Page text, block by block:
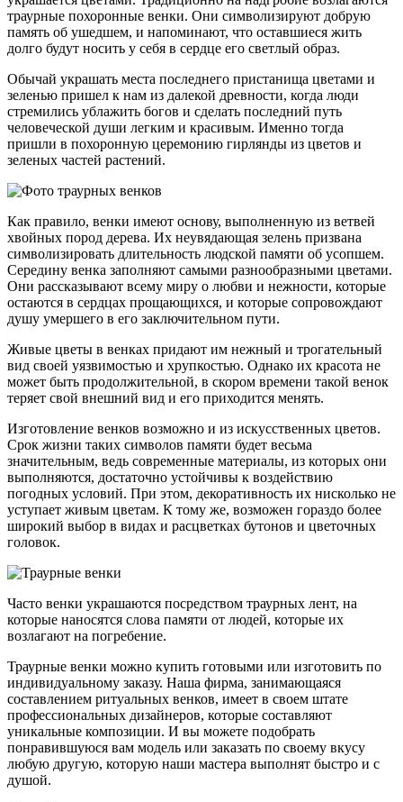
траурные похоронные венки. Они символизируют добрую
память об ушедшем, и напоминают, что оставшиеся жить
долго будут носить у себя в сердце его светлый образ.
Обычай украшать места последнего пристанища цветами и
зеленью пришел к нам из далекой древности, когда люди
стремились ублажить богов и сделать последний путь
человеческой души легким и красивым. Именно тогда
пришли в похоронную церемонию гирлянды из цветов и
зеленых частей растений.
Как правило, венки имеют основу, выполненную из ветвей
хвойных пород дерева. Их неувядающая зелень призвана
символизировать длительность людской памяти об усопшем.
Середину венка заполняют самыми разнообразными цветами.
Они рассказывают всему миру о любви и нежности, которые
остаются в сердцах прощающихся, и которые сопровождают
душу умершего в его заключительном пути.
Живые цветы в венках придают им нежный и трогательный
вид своей уязвимостью и хрупкостью. Однако их красота не
может быть продолжительной, в скором времени такой венок
теряет свой внешний вид и его приходится менять.
Изготовление венков возможно и из искусственных цветов.
Срок жизни таких символов памяти будет весьма
значительным, ведь современные материалы, из которых они
выполняются, достаточно устойчивы к воздействию
погодных условий. При этом, декоративность их нисколько не
уступает живым цветам. К тому же, возможен гораздо более
широкий выбор в видах и расцветках бутонов и цветочных
головок.
Часто венки украшаются посредством траурных лент, на
которые наносятся слова памяти от людей, которые их
возлагают на погребение.
Траурные венки можно купить готовыми или изготовить по
индивидуальному заказу. Наша фирма, занимающаяся
составлением ритуальных венков, имеет в своем штате
профессиональных дизайнеров, которые составляют
уникальные композиции. И вы можете подобрать
понравившуюся вам модель или заказать по своему вкусу
любую другую, которую наши мастера выполнят быстро и с
душой.